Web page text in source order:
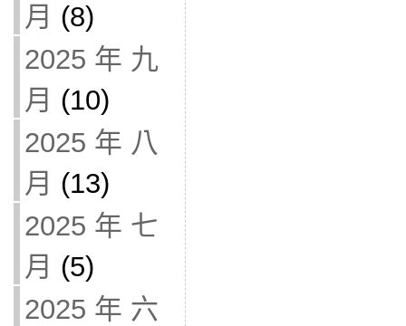
月 (8)
2025 年 九
月 (10)
2025 年 八
月 (13)
2025 年 七
月 (5)
2025 年 六